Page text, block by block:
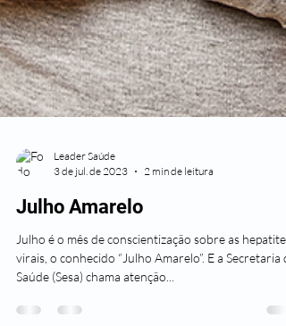
Leader Saúde
3 de jul. de 2023
2 min de leitura
Julho Amarelo
Julho é o mês de conscientização sobre as hepatites